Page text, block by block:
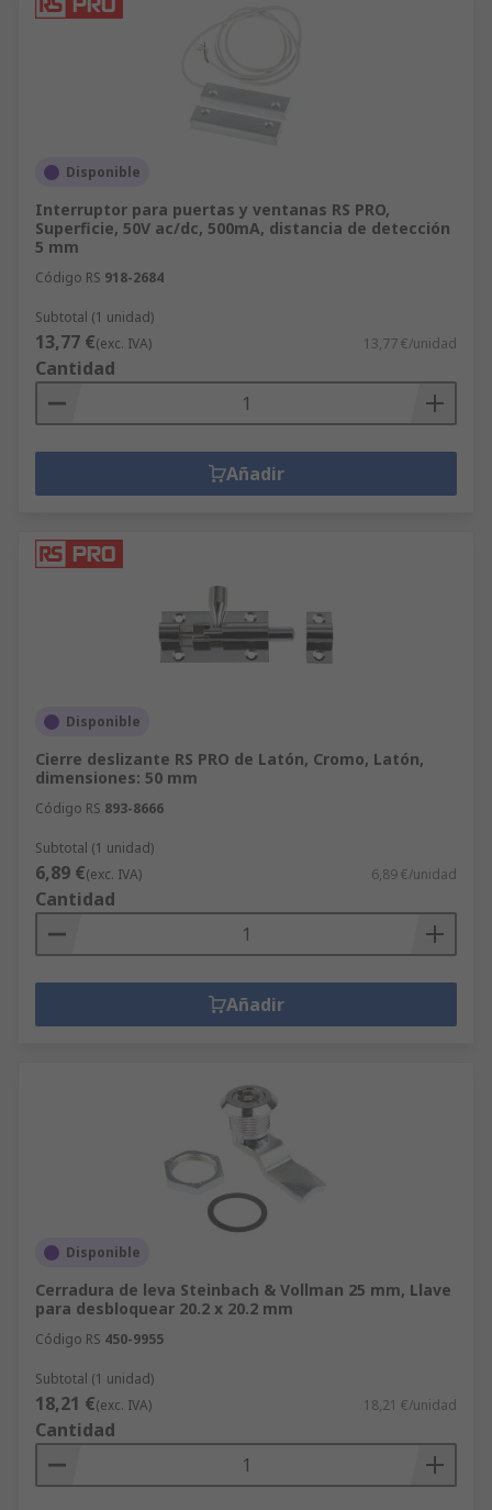
Disponible
Interruptor para puertas y ventanas RS PRO,
Superficie, 50V ac/dc, 500mA, distancia de detección
5 mm
Código RS 918-2684
Subtotal (1 unidad)
13,77 €(exc. IVA) 13,77 €/unidad
Cantidad
Añadir
Disponible
Cierre deslizante RS PRO de Latón, Cromo, Latón,
dimensiones: 50 mm
Código RS 893-8666
Subtotal (1 unidad)
6,89 €(exc. IVA) 6,89 €/unidad
Cantidad
Añadir
Disponible
Cerradura de leva Steinbach & Vollman 25 mm, Llave
para desbloquear 20.2 x 20.2 mm
Código RS 450-9955
Subtotal (1 unidad)
18,21 €(exc. IVA) 18,21 €/unidad
Cantidad